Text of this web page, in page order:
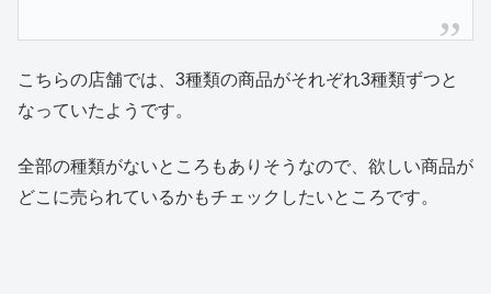
こちらの店舗では、3種類の商品がそれぞれ3種類ずつと
なっていたようです。
全部の種類がないところもありそうなので、欲しい商品が
どこに売られているかもチェックしたいところです。